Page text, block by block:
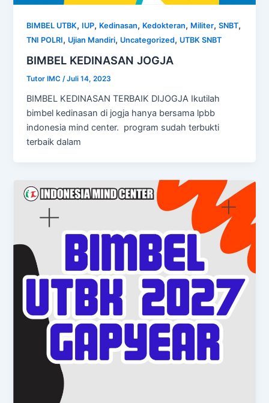
BIMBEL UTBK, IUP, Kedinasan, Kedokteran, Militer,SNBT,
TNI POLRI, Ujian Mandiri, Uncategorized, UTBK SNBT
BIMBEL KEDINASAN JOGJA
Tutor IMC/Juli 14, 2023
BIMBEL KEDINASAN TERBAIK DIJOGJA Ikutilah
bimbel kedinasan di jogja hanya bersama lpbb
indonesia mind center. program sudah terbukti
terbaik dalam